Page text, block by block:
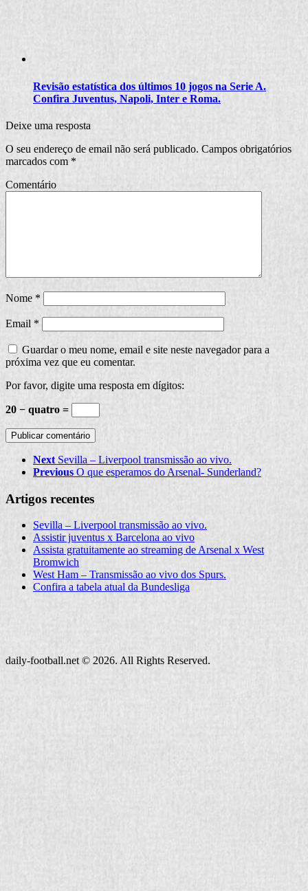
Revisão estatística dos últimos 10 jogos na Serie A.
Confira Juventus, Napoli, Inter e Roma.
Deixe uma resposta
O seu endereço de email não será publicado. Campos obrigatórios
marcados com *
Comentário
Nome *
Email *
Guardar o meu nome, email e site neste navegador para a
próxima vez que eu comentar.
Por favor, digite uma resposta em dígitos:
20 − quatro =
Next Sevilla – Liverpool transmissão ao vivo.
Previous O que esperamos do Arsenal- Sunderland?
Artigos recentes
Sevilla – Liverpool transmissão ao vivo.
Assistir juventus x Barcelona ao vivo
Assista gratuitamente ao streaming de Arsenal x West
Bromwich
West Ham – Transmissão ao vivo dos Spurs.
Confira a tabela atual da Bundesliga
daily-football.net © 2026. All Rights Reserved.